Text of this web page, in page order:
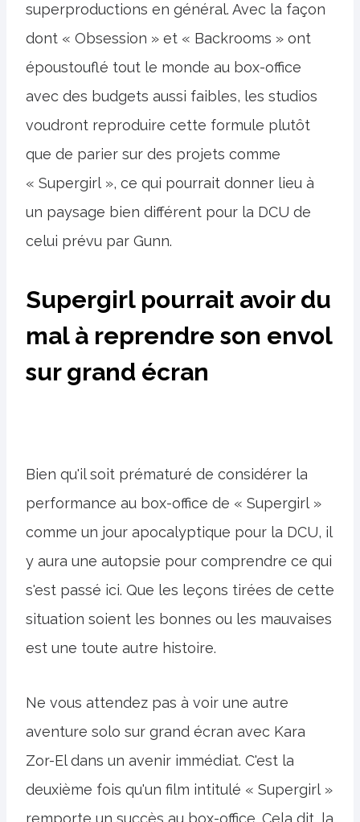
superproductions en général. Avec la façon
dont « Obsession » et « Backrooms » ont
époustouflé tout le monde au box-office
avec des budgets aussi faibles, les studios
voudront reproduire cette formule plutôt
que de parier sur des projets comme
« Supergirl », ce qui pourrait donner lieu à
un paysage bien différent pour la DCU de
celui prévu par Gunn.
Supergirl pourrait avoir du
mal à reprendre son envol
sur grand écran
Bien qu'il soit prématuré de considérer la
performance au box-office de « Supergirl »
comme un jour apocalyptique pour la DCU, il
y aura une autopsie pour comprendre ce qui
s'est passé ici. Que les leçons tirées de cette
situation soient les bonnes ou les mauvaises
est une toute autre histoire.
Ne vous attendez pas à voir une autre
aventure solo sur grand écran avec Kara
Zor-El dans un avenir immédiat. C'est la
deuxième fois qu'un film intitulé « Supergirl »
remporte un succès au box-office. Cela dit, la